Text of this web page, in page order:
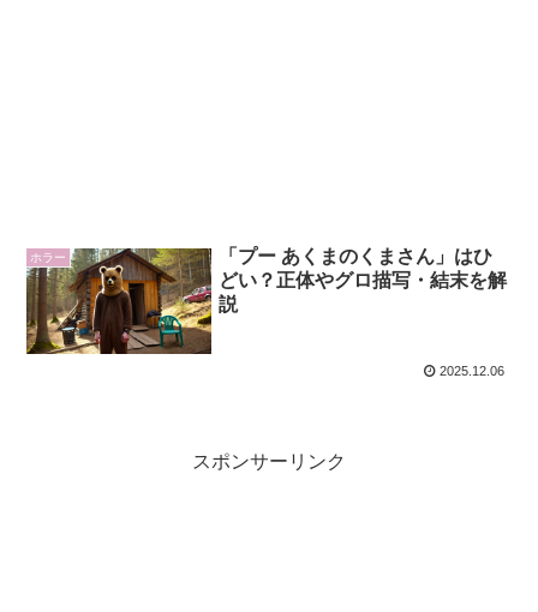
ホラー
「プー あくまのくまさん」はひ
どい？正体やグロ描写・結末を解
説
2025.12.06
スポンサーリンク